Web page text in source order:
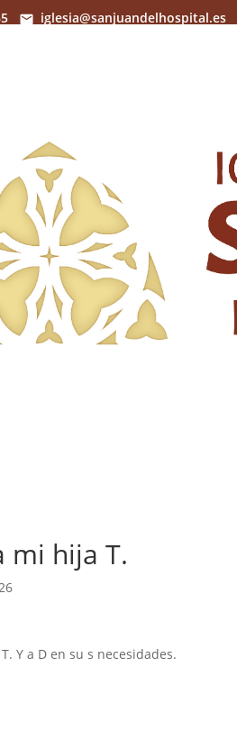
iglesia@sanjuandelhospital.es
mi hija T.
Y a D en su s necesidades.